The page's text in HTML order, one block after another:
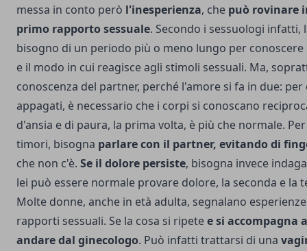
messa in conto però l'inesperienza, che può rovinare
primo rapporto sessuale. Secondo i sessuologi infatti,
bisogno di un periodo più o meno lungo per
e il modo in cui reagisce agli stimoli sessuali. Ma,
conoscenza del partner, perché l'amore si fa in due:
appagati, è necessario che i corpi si conoscano
d'ansia e di paura, la prima volta, è più che normale.
timori, bisogna parlare con il partner, evitando di
che non c'è. Se il dolore persiste, bisogna invece
lei può essere normale provare dolore, la seconda e la
Molte donne, anche in età adulta, segnalano
rapporti sessuali. Se la cosa si ripetee si accompagna
andare dal ginecologo. Può infatti trattarsi di una